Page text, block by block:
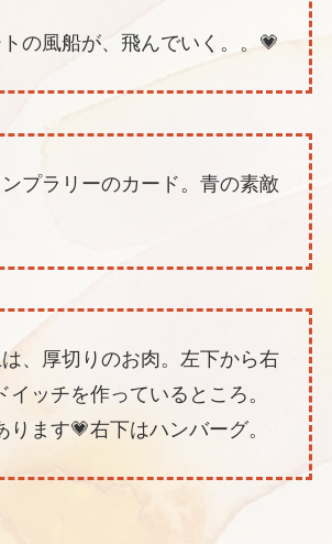
の風船が、飛んでいく。。💗
プラリーのカード。青の素敵
、厚切りのお肉。左下から右
イッチを作っているところ。
ります💗右下はハンバーグ。